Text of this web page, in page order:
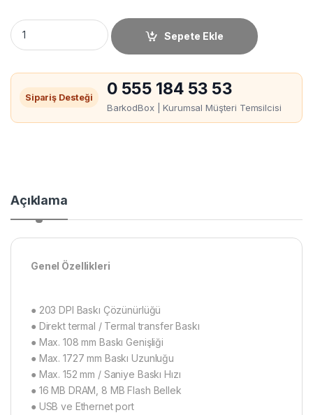
Godex EZ-1105 Barkod Yazıcı miktar
Sepete Ekle
Sipariş Desteği 0 555 184 53 53
BarkodBox | Kurumsal Müşteri Temsilcisi
Açıklama
Genel Özellikleri
● 203 DPI Baskı Çözünürlüğü
● Direkt termal / Termal transfer Baskı
● Max. 108 mm Baskı Genişliği
● Max. 1727 mm Baskı Uzunluğu
● Max. 152 mm / Saniye Baskı Hızı
● 16 MB DRAM, 8 MB Flash Bellek
● USB ve Ethernet port